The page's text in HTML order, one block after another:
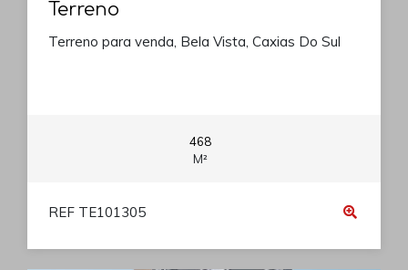
Terreno
Terreno para venda, Bela Vista, Caxias Do Sul
468
M²
REF TE101305